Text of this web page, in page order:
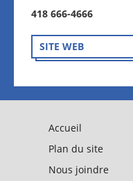
418 666-4666
SITE WEB
Accueil
Plan du site
Nous joindre